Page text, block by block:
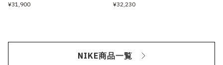
¥31,900 ¥32,230
NIKE商品一覧